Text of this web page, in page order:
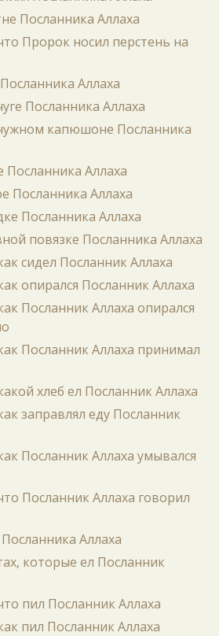
Посланника Аллаха
Пророк носил перстень на
Аллаха
Посланника Аллаха
капюшоне Посланника
Посланника Аллаха
Посланника Аллаха
Посланника Аллаха
повязке Посланника Аллаха
сидел Посланник Аллаха
опирался Посланник Аллаха
Посланник Аллаха опирался
Посланник Аллаха принимал
хлеб ел Посланник Аллаха
заправлял еду Посланник
Посланник Аллаха умывался
Посланник Аллаха говорил
Аллаха
которые ел Посланник
пил Посланник Аллаха
пил Посланник Аллаха